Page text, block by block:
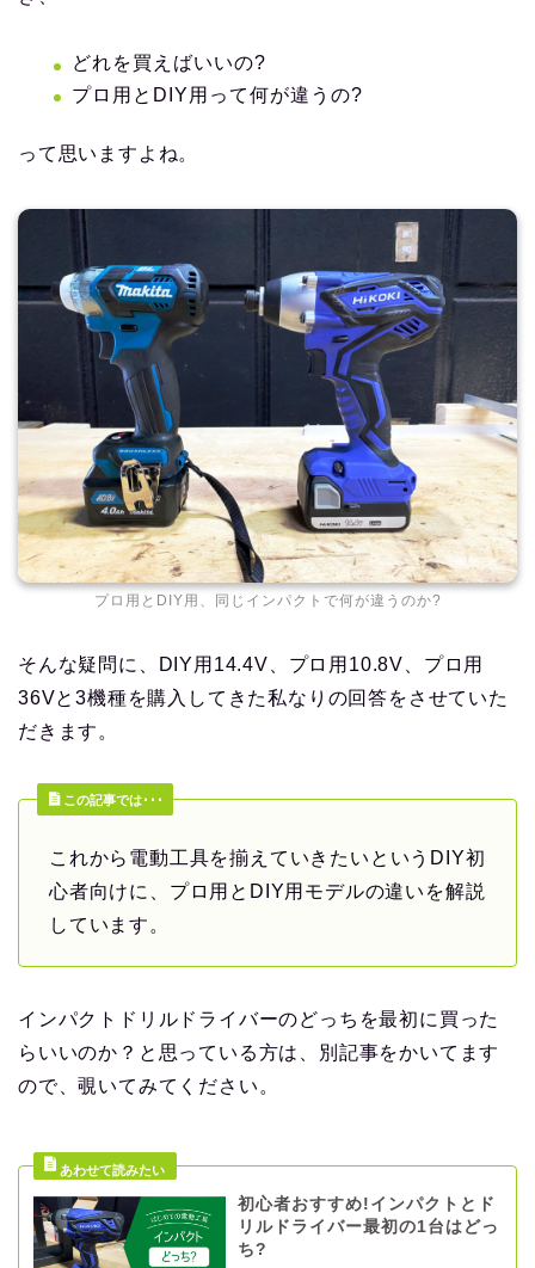
どれを買えばいいの?
プロ用とDIY用って何が違うの?
って思いますよね。
プロ用とDIY用、同じインパクトで何が違うのか?
そんな疑問に、DIY用14.4V、プロ用10.8V、プロ用
36Vと3機種を購入してきた私なりの回答をさせていた
だきます。
この記事では･･･
これから電動工具を揃えていきたいというDIY初
心者向けに、プロ用とDIY用モデルの違いを解説
しています。
インパクトドリルドライバーのどっちを最初に買った
らいいのか？と思っている方は、別記事をかいてます
ので、覗いてみてください。
初心者おすすめ!インパクトとド
リルドライバー最初の1台はどっ
ち?